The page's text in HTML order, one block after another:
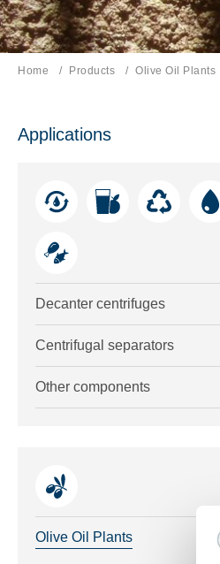
Home Products Olive Oil Plants
Applications
Decanter centrifuges
Centrifugal separators
Other components
Olive Oil Plants